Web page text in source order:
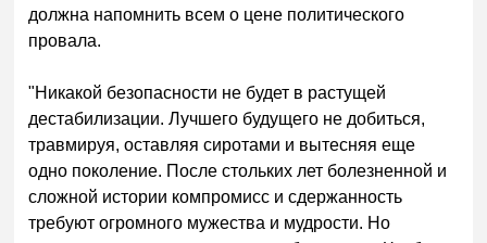
должна напомнить всем о цене политического
провала.
"Никакой безопасности не будет в растущей
дестабилизации. Лучшего будущего не добиться,
травмируя, оставляя сиротами и вытесняя еще
одно поколение. После стольких лет болезненной и
сложной истории компромисс и сдержанность
требуют огромного мужества и мудрости. Но